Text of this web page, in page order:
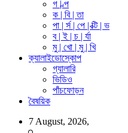
গ | ল্প
ক | বি | তা
পা | র্স | পে | ক্টি | ভ
ব | ই | চ | র্যা
মু | খো | মু | খি
ক্যালাইডোস্কোপ
গ্যালারি
ভিডিও
পাঁচফোড়ন
বৈষয়িক
7 August, 2026,